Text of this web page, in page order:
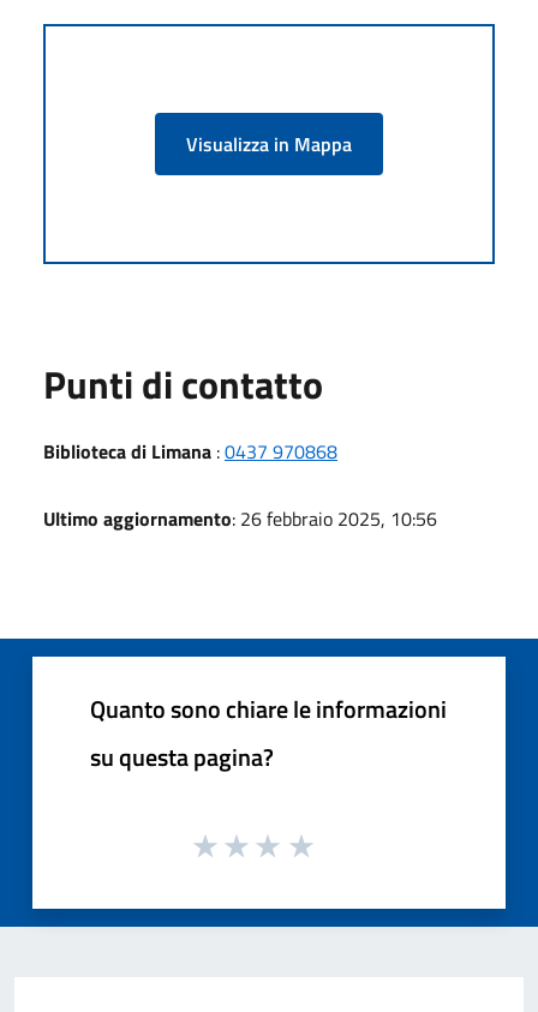
Visualizza in Mappa
Punti di contatto
Biblioteca di Limana :0437 970868
Ultimo aggiornamento: 26 febbraio 2025, 10:56
Quanto sono chiare le informazioni
su questa pagina?